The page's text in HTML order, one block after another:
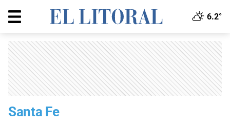
6.2°
Santa Fe